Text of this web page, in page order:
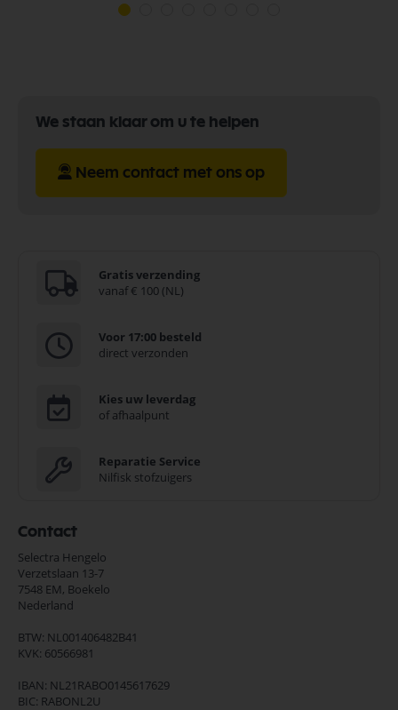
We staan klaar om u te helpen
Neem contact met ons op
Gratis verzending
vanaf € 100 (NL)
Voor 17:00 besteld
direct verzonden
Kies uw leverdag
of afhaalpunt
Reparatie Service
Nilfisk stofzuigers
Contact
Selectra Hengelo
Verzetslaan 13-7
7548 EM, Boekelo
Nederland
BTW: NL001406482B41
KVK: 60566981
IBAN: NL21RABO0145617629
BIC: RABONL2U